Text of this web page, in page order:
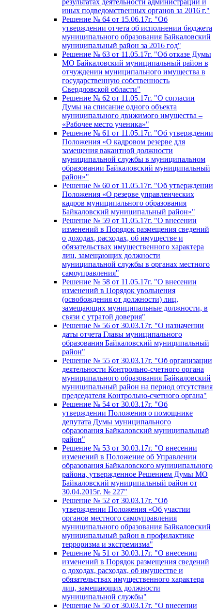
результатах деятельности администрации и
иных подведомственных органов за 2016 г."
Решение № 64 от 15.06.17г. "Об
утверждении отчета об исполнении бюджета
муниципального образования Байкаловский
муниципальный район за 2016 год"
Решение № 63 от 11.05.17г. "Об отказе Думы
МО Байкаловский муниципальный район в
отчуждении муниципального имущества в
государственную собственность
Свердловской области"
Решение № 62 от 11.05.17г. "О согласии
Думы на списание одного объекта
муниципального движимого имущества –
«Рабочее место ученика»"
Решение № 61 от 11.05.17г. "Об утверждении
Положения «О кадровом резерве для
замещения вакантной должности
муниципальной службы в муниципальном
образовании Байкаловский муниципальный
район»"
Решение № 60 от 11.05.17г. "Об утверждении
Положения «О резерве управленческих
кадров муниципального образования
Байкаловский муниципальный район»"
Решение № 59 от 11.05.17г. "О внесении
изменений в Порядок размещения сведений
о доходах, расходах, об имуществе и
обязательствах имущественного характера
лиц, замещающих должности
муниципальной службы в органах местного
самоуправления"
Решение № 58 от 11.05.17г. "О внесении
изменений в Порядок увольнения
(освобождения от должности) лиц,
замещающих муниципальные должности, в
связи с утратой доверия"
Решение № 56 от 30.03.17г. "О назначении
даты отчета Главы муниципального
образования Байкаловский муниципальный
район"
Решение № 55 от 30.03.17г. "Об организации
деятельности Контрольно-счетного органа
муниципального образования Байкаловский
муниципальный район на период отсутствия
председателя Контрольно-счетного органа"
Решение № 54 от 30.03.17г. "Об
утверждении Положения о помощнике
депутата Думы муниципального
образования Байкаловский муниципальный
район"
Решение № 53 от 30.03.17г. "О внесении
изменений в Положение об Управлении
образования Байкаловского муниципального
района, утвержденное Решением Думы МО
Байкаловский муниципальный район от
30.04.2015г. № 227"
Решение № 52 от 30.03.17г. "Об
утверждении Положения «Об участии
органов местного самоуправления
муниципального образования Байкаловский
муниципальный район в профилактике
терроризма и экстремизма"
Решение № 51 от 30.03.17г. "О внесении
изменений в Порядок размещения сведений
о доходах, расходах, об имуществе и
обязательствах имущественного характера
лиц, замещающих должности
муниципальной службы"
Решение № 50 от 30.03.17г. "О внесении